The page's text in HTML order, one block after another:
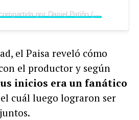
Una publicación compartida por Daniel Patiño (@paisa)
el Paisa reveló cómo
el productor y según
inicios era un fanático
cuál luego lograron ser